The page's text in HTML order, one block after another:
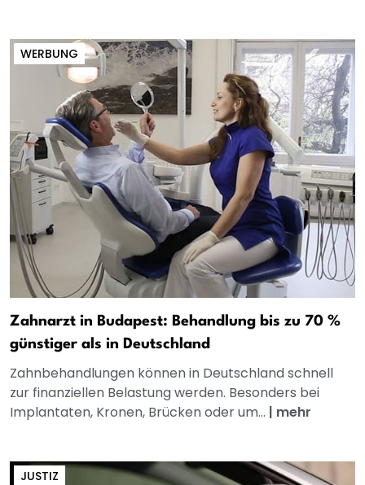
WERBUNG
Zahnarzt in Budapest: Behandlung bis zu 70 %
günstiger als in Deutschland
Zahnbehandlungen können in Deutschland schnell
zur finanziellen Belastung werden. Besonders bei
Implantaten, Kronen, Brücken oder um... | mehr
JUSTIZ